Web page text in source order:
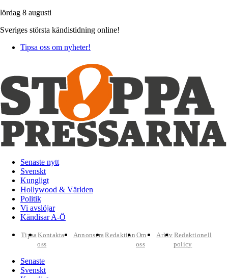
lördag 8 augusti
Sveriges största kändistidning online!
Tipsa oss om nyheter!
Senaste nytt
Svenskt
Kungligt
Hollywood & Världen
Politik
Vi avslöjar
Kändisar A-Ö
TipsaKontakta
oss
AnnonseraRedaktion Om
oss
Arkiv Redaktionell
policy
Senaste
Svenskt